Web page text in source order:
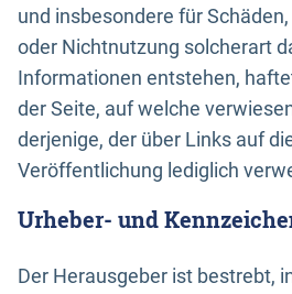
und insbesondere für
oder Nichtnutzung solcherart
Informationen entstehen,
der Seite, auf welche
derjenige, der über Links auf
Veröffentlichung lediglich
Urheber- und
Der Herausgeber ist bestrebt,